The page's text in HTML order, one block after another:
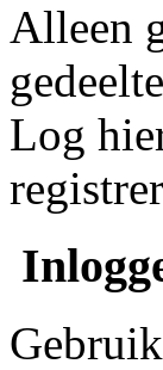
Alleen
Log